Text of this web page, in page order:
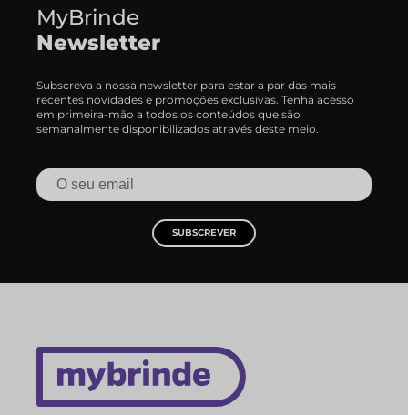
MyBrinde
Newsletter
Subscreva a nossa newsletter para estar a par das mais
recentes novidades e promoções exclusivas. Tenha acesso
em primeira-mão a todos os conteúdos que são
semanalmente disponibilizados através deste meio.
SUBSCREVER